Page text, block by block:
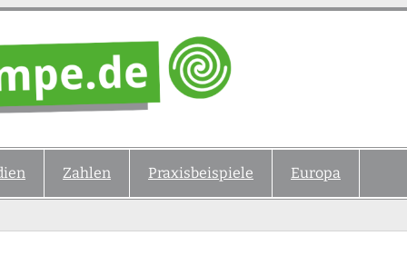
Zahlen Praxisbeispiele Europa